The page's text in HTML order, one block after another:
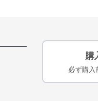
購
必ず購入